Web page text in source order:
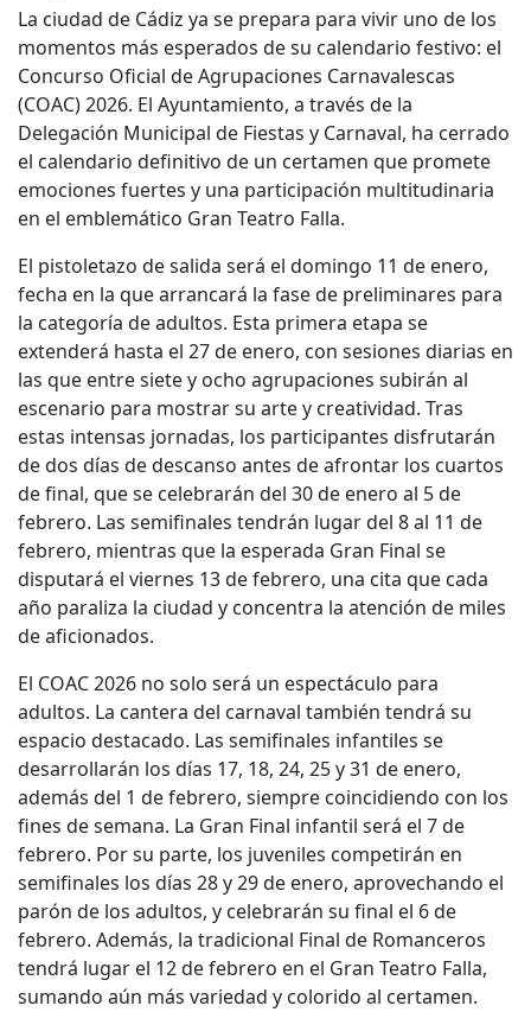
La ciudad de Cádiz ya se prepara para vivir uno de los
momentos más esperados de su calendario festivo: el
Concurso Oficial de Agrupaciones Carnavalescas
(COAC) 2026. El Ayuntamiento, a través de la
Delegación Municipal de Fiestas y Carnaval, ha cerrado
el calendario definitivo de un certamen que promete
emociones fuertes y una participación multitudinaria
en el emblemático Gran Teatro Falla.
El pistoletazo de salida será el domingo 11 de enero,
fecha en la que arrancará la fase de preliminares para
la categoría de adultos. Esta primera etapa se
extenderá hasta el 27 de enero, con sesiones diarias en
las que entre siete y ocho agrupaciones subirán al
escenario para mostrar su arte y creatividad. Tras
estas intensas jornadas, los participantes disfrutarán
de dos días de descanso antes de afrontar los cuartos
de final, que se celebrarán del 30 de enero al 5 de
febrero. Las semifinales tendrán lugar del 8 al 11 de
febrero, mientras que la esperada Gran Final se
disputará el viernes 13 de febrero, una cita que cada
año paraliza la ciudad y concentra la atención de miles
de aficionados.
El COAC 2026 no solo será un espectáculo para
adultos. La cantera del carnaval también tendrá su
espacio destacado. Las semifinales infantiles se
desarrollarán los días 17, 18, 24, 25 y 31 de enero,
además del 1 de febrero, siempre coincidiendo con los
fines de semana. La Gran Final infantil será el 7 de
febrero. Por su parte, los juveniles competirán en
semifinales los días 28 y 29 de enero, aprovechando el
parón de los adultos, y celebrarán su final el 6 de
febrero. Además, la tradicional Final de Romanceros
tendrá lugar el 12 de febrero en el Gran Teatro Falla,
sumando aún más variedad y colorido al certamen.